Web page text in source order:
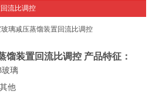
流比调控
馏装置回流比调控 产品特征：
玻璃
他